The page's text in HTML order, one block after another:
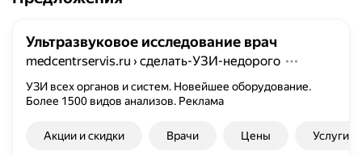
Ультразвуковое исследование врач
medcentrservis.ru › сделать-УЗИ-недорого
УЗИ всех органов и систем. Новейшее оборудование.
Более 1500 видов анализов. Реклама
Акции и скидки Врачи Цены Услуги